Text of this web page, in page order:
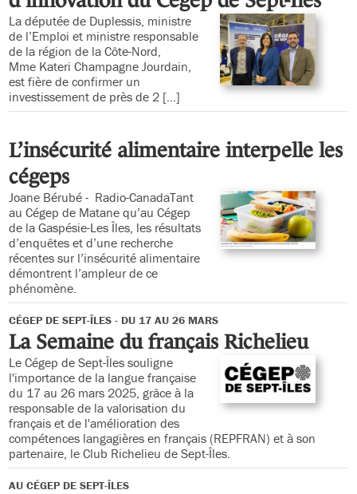
La députée de Duplessis, ministre
de l’Emploi et ministre responsable
de la région de la Côte-Nord,
Mme Kateri Champagne Jourdain,
est fière de confirmer un
investissement de près de 2 [...]
L’insécurité alimentaire interpelle les
cégeps
Joane Bérubé - Radio-CanadaTant
au Cégep de Matane qu’au Cégep
de la Gaspésie-Les Îles, les résultats
d’enquêtes et d’une recherche
récentes sur l’insécurité alimentaire
démontrent l’ampleur de ce
phénomène.
CÉGEP DE SEPT-ÎLES - DU 17 AU 26 MARS
La Semaine du français Richelieu
Le Cégep de Sept-Îles souligne
l'importance de la langue française
du 17 au 26 mars 2025, grâce à la
responsable de la valorisation du
français et de l'amélioration des
compétences langagières en français (REPFRAN) et à son
partenaire, le Club Richelieu de Sept-Îles.
AU CÉGEP DE SEPT-ÎLES